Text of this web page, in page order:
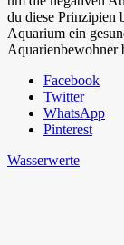
du diese Prinzipien
Aquarium ein
Aquarienbewohner
Facebook
Twitter
WhatsApp
Pinterest
Wasserwerte